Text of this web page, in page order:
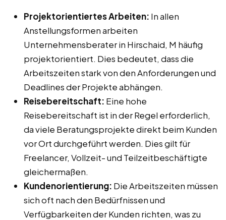
Projektorientiertes Arbeiten: In allen
Anstellungsformen arbeiten
Unternehmensberater in Hirschaid, M häufig
projektorientiert. Dies bedeutet, dass die
Arbeitszeiten stark von den Anforderungen und
Deadlines der Projekte abhängen.
Reisebereitschaft: Eine hohe
Reisebereitschaft ist in der Regel erforderlich,
da viele Beratungsprojekte direkt beim Kunden
vor Ort durchgeführt werden. Dies gilt für
Freelancer, Vollzeit- und Teilzeitbeschäftigte
gleichermaßen.
Kundenorientierung: Die Arbeitszeiten müssen
sich oft nach den Bedürfnissen und
Verfügbarkeiten der Kunden richten, was zu